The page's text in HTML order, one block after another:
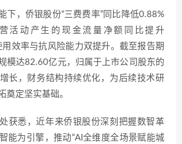
下，侨银股份“三费费率”同比降低0.88%
活动产生的现金流量净额同比提升
效率与抗风险能力双提升。截至报告期
模达82.60亿元，归属于上市公司股东的
长，财务结构持续优化，为后续技术研
奠定坚实基础。
获悉，近年来侨银股份深刻把握数智革
能为引擎，推动“AI全维度全场景赋能城